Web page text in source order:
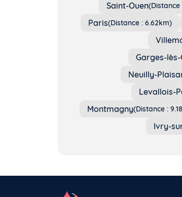
Saint-Ouen(Distance
Paris(Distance : 6.62km)
Garges-lès-
Neuilly-
Levallois-
Montmagny(Distance :
Ivry-